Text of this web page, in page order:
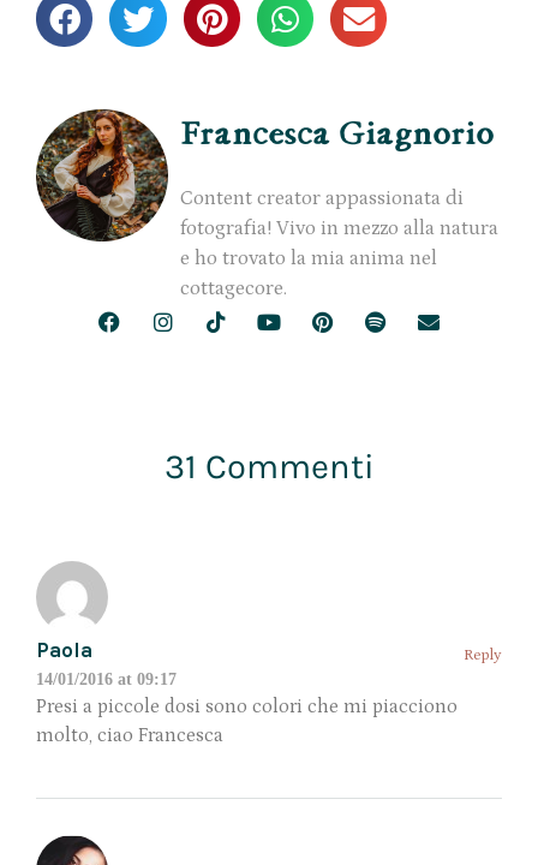
Francesca Giagnorio
Content creator appassionata di
fotografia! Vivo in mezzo alla natura
e ho trovato la mia anima nel
cottagecore.
31 Commenti
Paola
14/01/2016 at 09:17
Reply
Presi a piccole dosi sono colori che mi piacciono
molto, ciao Francesca